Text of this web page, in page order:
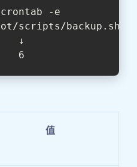
-e
scripts/backup.sh
↓
6
值